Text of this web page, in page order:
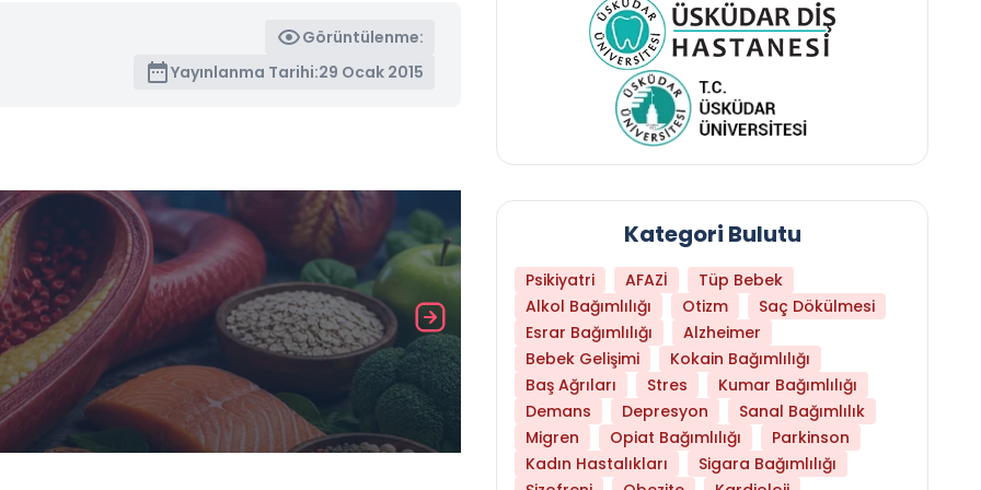
Görüntülenme:
Yayınlanma Tarihi:29 Ocak 2015
Daha Az Protein Tüketmek Yaşlanmayı
Kategori Bulutu
Psikiyatri AFAZİ
Tüp Bebek
Alkol Bağımlılığı
Otizm
Saç Dökülmesi
Esrar Bağımlılığı
Alzheimer
Bebek Gelişimi
Kokain Bağımlılığı
Baş Ağrıları
Stres
Kumar Bağımlılığı
Demans
Depresyon
Sanal Bağımlılık
Migren
Opiat Bağımlılığı
Parkinson
Kadın Hastalıkları
Sigara Bağımlılığı